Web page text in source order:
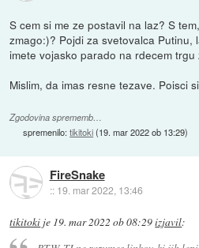
S cem si me ze postavil na laz? S
zmago:)? Pojdi za svetovalca Putinu,
imete vojasko parado na rdecem trgu
Mislim, da imas resne tezave. Poisci
Zgodovina sprememb…
spremenilo:tikitoki(19. mar 2022 ob 13:29)
FireSnake
:: 19. mar 2022, 13:46
tikitoki je 19. mar 2022 ob 08:29izjavil: